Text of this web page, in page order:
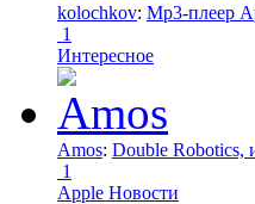
kolochkov: Mp3-плеер
1
Интересное
Amos: Double Robotics,
1
Apple Новости